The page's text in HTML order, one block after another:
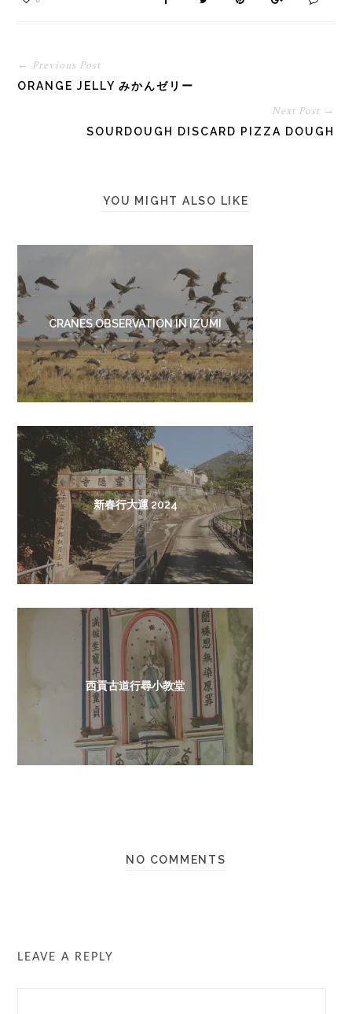
← Previous Post
ORANGE JELLY みかんゼリー
Next Post →
SOURDOUGH DISCARD PIZZA DOUGH
YOU MIGHT ALSO LIKE
CRANES OBSERVATION IN IZUMI
新春行大運 2024
西貢古道行尋小教堂
NO COMMENTS
LEAVE A REPLY